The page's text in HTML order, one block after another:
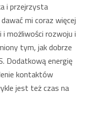
i przejrzysta
mi coraz więcej
i możliwości rozwoju i
tym, jak dobrze
Dodatkową energię
kontaktów
jest też czas na